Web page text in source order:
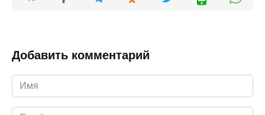
Добавить комментарий
Имя
*